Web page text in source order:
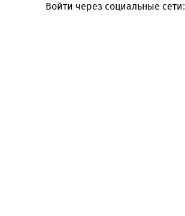
Войти через социальные сети: